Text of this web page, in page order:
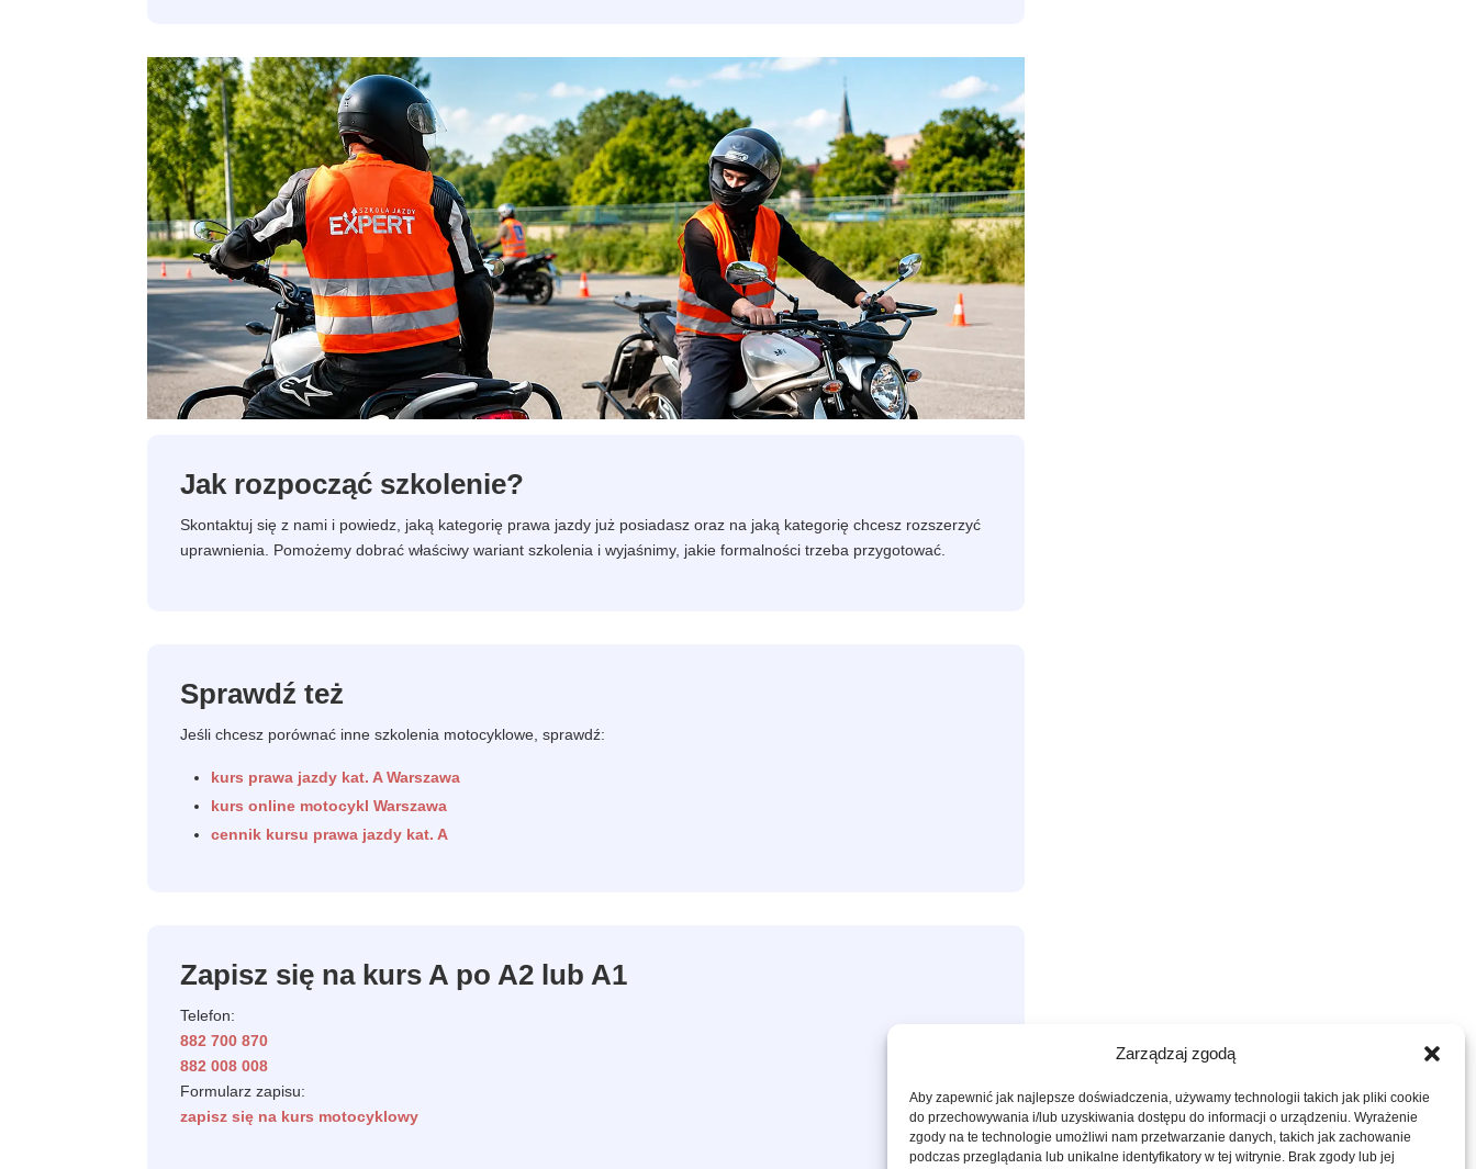
Zarządzaj zgodą
Aby zapewnić jak najlepsze doświadczenia, używamy technologii takich jak pliki cookie
do przechowywania i/lub uzyskiwania dostępu do informacji o urządzeniu. Wyrażenie
zgody na te technologie umożliwi nam przetwarzanie danych, takich jak zachowanie
podczas przeglądania lub unikalne identyfikatory w tej witrynie. Brak zgody lub jej
Jak rozpocząć szkolenie?
Skontaktuj się z nami i powiedz, jaką kategorię prawa jazdy już posiadasz oraz na jaką kategorię chcesz rozszerzyć
uprawnienia. Pomożemy dobrać właściwy wariant szkolenia i wyjaśnimy, jakie formalności trzeba przygotować.
Sprawdź też
Jeśli chcesz porównać inne szkolenia motocyklowe, sprawdź:
kurs prawa jazdy kat. A Warszawa
kurs online motocykl Warszawa
cennik kursu prawa jazdy kat. A
Zapisz się na kurs A po A2 lub A1
Telefon:
882 700 870
882 008 008
Formularz zapisu:
zapisz się na kurs motocyklowy